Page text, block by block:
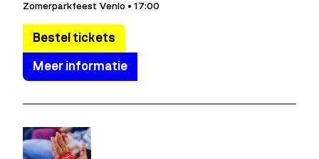
Zomerparkfeest Venlo • 17:00
Bestel tickets
Meer informatie